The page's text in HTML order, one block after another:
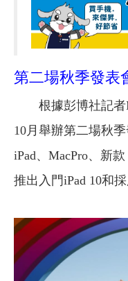
第二場秋季發表
根據彭博社記者
10月舉辦第二場秋
iPad、MacPro、新
推出入門iPad 10和採